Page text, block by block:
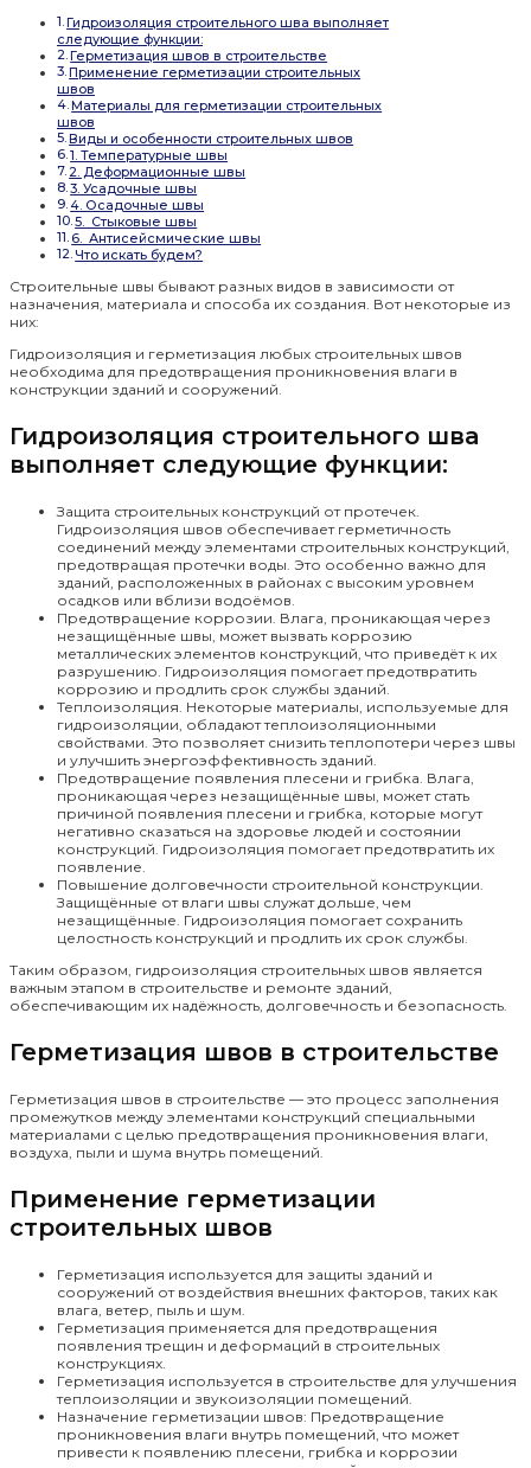
Гидроизоляция строительного шва выполняет
следующие функции:
Герметизация швов в строительстве
Применение герметизации строительных
швов
Материалы для герметизации строительных
швов
Виды и особенности строительных швов
1. Температурные швы
2. Деформационные швы
3. Усадочные швы
4. Осадочные швы
5. Стыковые швы
6. Антисейсмические швы
Что искать будем?
Строительные швы бывают разных видов в зависимости от
назначения, материала и способа их создания. Вот некоторые из
них:
Гидроизоляция и герметизация любых строительных швов
необходима для предотвращения проникновения влаги в
конструкции зданий и сооружений.
Гидроизоляция строительного шва
выполняет следующие функции:
Защита строительных конструкций от протечек.
Гидроизоляция швов обеспечивает герметичность
соединений между элементами строительных конструкций,
предотвращая протечки воды. Это особенно важно для
зданий, расположенных в районах с высоким уровнем
осадков или вблизи водоёмов.
Предотвращение коррозии. Влага, проникающая через
незащищённые швы, может вызвать коррозию
металлических элементов конструкций, что приведёт к их
разрушению. Гидроизоляция помогает предотвратить
коррозию и продлить срок службы зданий.
Теплоизоляция. Некоторые материалы, используемые для
гидроизоляции, обладают теплоизоляционными
свойствами. Это позволяет снизить теплопотери через швы
и улучшить энергоэффективность зданий.
Предотвращение появления плесени и грибка. Влага,
проникающая через незащищённые швы, может стать
причиной появления плесени и грибка, которые могут
негативно сказаться на здоровье людей и состоянии
конструкций. Гидроизоляция помогает предотвратить их
появление.
Повышение долговечности строительной конструкции.
Защищённые от влаги швы служат дольше, чем
незащищённые. Гидроизоляция помогает сохранить
целостность конструкций и продлить их срок службы.
Таким образом, гидроизоляция строительных швов является
важным этапом в строительстве и ремонте зданий,
обеспечивающим их надёжность, долговечность и безопасность.
Герметизация швов в строительстве
Герметизация швов в строительстве — это процесс заполнения
промежутков между элементами конструкций специальными
материалами с целью предотвращения проникновения влаги,
воздуха, пыли и шума внутрь помещений.
Применение герметизации
строительных швов
Герметизация используется для защиты зданий и
сооружений от воздействия внешних факторов, таких как
влага, ветер, пыль и шум.
Герметизация применяется для предотвращения
появления трещин и деформаций в строительных
конструкциях.
Герметизация используется в строительстве для улучшения
теплоизоляции и звукоизоляции помещений.
Назначение герметизации швов: Предотвращение
проникновения влаги внутрь помещений, что может
привести к появлению плесени, грибка и коррозии